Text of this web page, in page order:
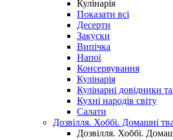
Кулінарія
Показати всі
Десерти
Закуски
Випічка
Напої
Консервування
Кулінарія
Кулінарні довідники
Кухні народів світу
Салати
Дозвілля. Хоббі. Домашні
Дозвілля. Хоббі.